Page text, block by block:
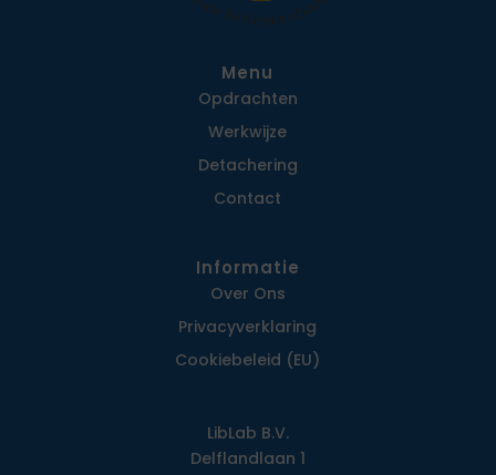
Menu
Opdrachten
Werkwijze
Detachering
Contact
Informatie
Over Ons
Privacy­verklaring
Cookiebeleid (EU)
LibLab B.V.
Delflandlaan 1